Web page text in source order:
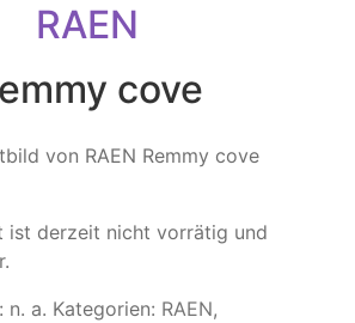
RAEN
cove
ist derzeit nicht vorrätig und
n. a. Kategorien: RAEN,